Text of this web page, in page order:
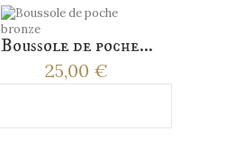
Boussole de poche...
25,00 €